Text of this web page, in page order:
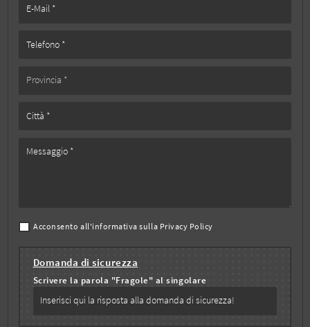
Acconsento all'informativa sulla Privacy Policy
Domanda di sicurezza
Scrivere la parola "Fragole" al singolare